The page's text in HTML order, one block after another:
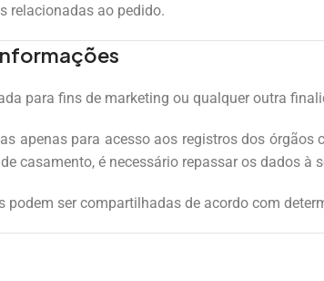
relacionadas ao pedido.
para fins de marketing ou qualquer outra
apenas para acesso aos registros dos
casamento, é necessário repassar os dados à
podem ser compartilhadas de acordo com